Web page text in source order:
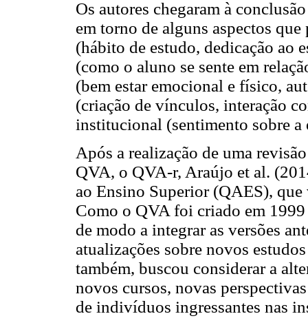
Os autores chegaram à
em torno de alguns aspectos
(hábito de estudo, dedicação ao
(como o aluno se sente em
(bem estar emocional e físico,
(criação de vínculos, interação
institucional (sentimento sobre
Após a realização de uma
QVA, o QVA-r, Araújo et al.
ao Ensino Superior (QAES),
Como o QVA foi criado em
de modo a integrar as versões
atualizações sobre novos
também, buscou considerar a
novos cursos, novas
de indivíduos ingressantes nas